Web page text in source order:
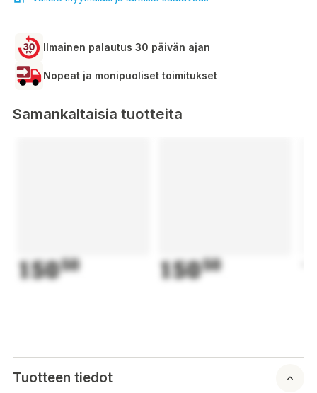
Ilmainen palautus 30 päivän ajan
Nopeat ja monipuoliset toimitukset
Samankaltaisia tuotteita
15050 15050
Tuotteen tiedot